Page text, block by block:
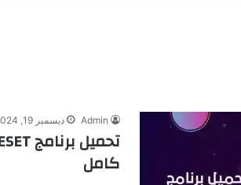
Admin ديسمبر 19, 2024
كامل